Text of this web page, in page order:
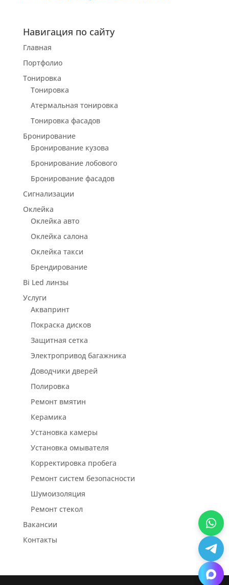
Навигация по сайту
Главная
Портфолио
Тонировка
Тонировка
Атермальная тонировка
Тонировка фасадов
Бронирование
Бронирование кузова
Бронирование лобового
Бронирование фасадов
Сигнализации
Оклейка
Оклейка авто
Оклейка салона
Оклейка такси
Брендирование
Bi Led линзы
Услуги
Аквапринт
Покраска дисков
Защитная сетка
Электропривод багажника
Доводчики дверей
Полировка
Ремонт вмятин
Керамика
Установка камеры
Установка омывателя
Корректировка пробега
Ремонт систем безопасности
Шумоизоляция
Ремонт стекол
Вакансии
Контакты